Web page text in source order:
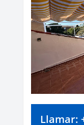
Llamar: